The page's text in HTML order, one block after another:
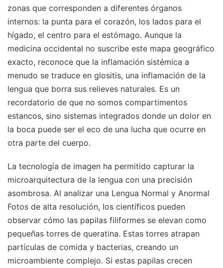
zonas que corresponden a diferentes órganos
internos: la punta para el corazón, los lados para el
hígado, el centro para el estómago. Aunque la
medicina occidental no suscribe este mapa geográfico
exacto, reconoce que la inflamación sistémica a
menudo se traduce en glositis, una inflamación de la
lengua que borra sus relieves naturales. Es un
recordatorio de que no somos compartimentos
estancos, sino sistemas integrados donde un dolor en
la boca puede ser el eco de una lucha que ocurre en
otra parte del cuerpo.
La tecnología de imagen ha permitido capturar la
microarquitectura de la lengua con una precisión
asombrosa. Al analizar una Lengua Normal y Anormal
Fotos de alta resolución, los científicos pueden
observar cómo las papilas filiformes se elevan como
pequeñas torres de queratina. Estas torres atrapan
partículas de comida y bacterias, creando un
microambiente complejo. Si estas papilas crecen